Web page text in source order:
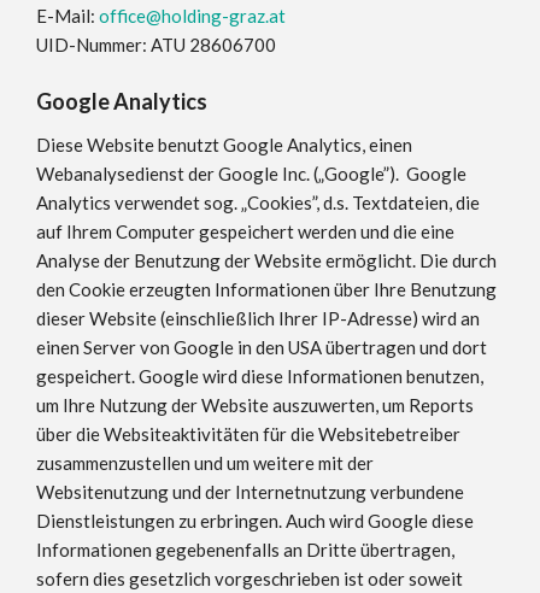
E-Mail: office@holding-graz.at
UID-Nummer: ATU 28606700
Google Analytics
Diese Website benutzt Google Analytics, einen
Webanalysedienst der Google Inc. („Google”). Google
Analytics verwendet sog. „Cookies”, d.s. Textdateien, die
auf Ihrem Computer gespeichert werden und die eine
Analyse der Benutzung der Website ermöglicht. Die durch
den Cookie erzeugten Informationen über Ihre Benutzung
dieser Website (einschließlich Ihrer IP-Adresse) wird an
einen Server von Google in den USA übertragen und dort
gespeichert. Google wird diese Informationen benutzen,
um Ihre Nutzung der Website auszuwerten, um Reports
über die Websiteaktivitäten für die Websitebetreiber
zusammenzustellen und um weitere mit der
Websitenutzung und der Internetnutzung verbundene
Dienstleistungen zu erbringen. Auch wird Google diese
Informationen gegebenenfalls an Dritte übertragen,
sofern dies gesetzlich vorgeschrieben ist oder soweit